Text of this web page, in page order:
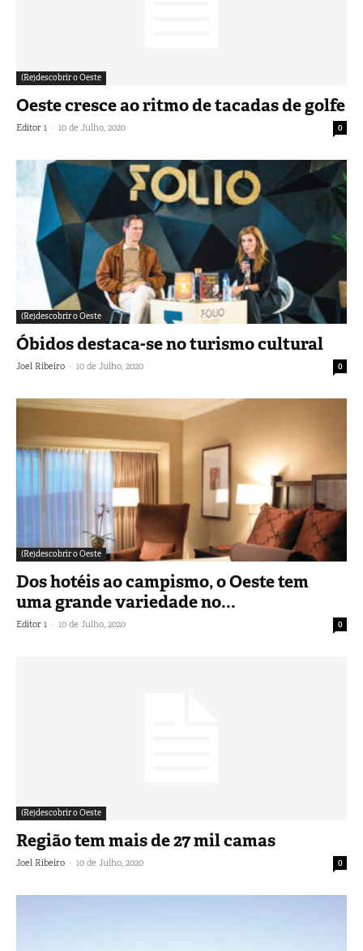
(Re)descobrir o Oeste
Oeste cresce ao ritmo de tacadas de golfe
Editor 1 - 10 de Julho, 2020 0
(Re)descobrir o Oeste
Óbidos destaca-se no turismo cultural
Joel Ribeiro - 10 de Julho, 2020 0
(Re)descobrir o Oeste
Dos hotéis ao campismo, o Oeste tem
uma grande variedade no...
Editor 1 - 10 de Julho, 2020 0
(Re)descobrir o Oeste
Região tem mais de 27 mil camas
Joel Ribeiro - 10 de Julho, 2020 0